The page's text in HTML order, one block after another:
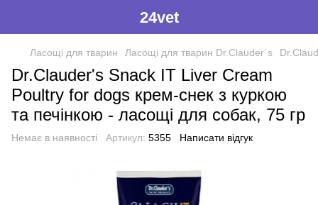
24vet
Ласощі для тварин Ласощі для тварин Dr.Clauder´s
Dr.Clauder's Snack IT Liver Cream
Poultry for dogs крем-снек з куркою
та печінкою - ласощі для собак, 75 гр
Немає в наявності Артикул: 5355 Написати відгук